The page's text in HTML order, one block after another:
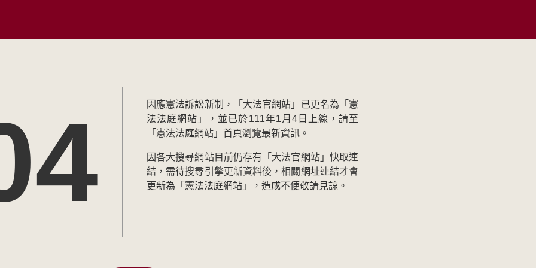
因應憲法訴訟新制，「大法官網站」已更名為「憲
法法庭網站」，並已於111年1月4日上線，請至
「憲法法庭網站」首頁瀏覽最新資訊。
因各大搜尋網站目前仍存有「大法官網站」快取連
結，需待搜尋引擎更新資料後，相關網址連結才會
更新為「憲法法庭網站」，造成不便敬請見諒。